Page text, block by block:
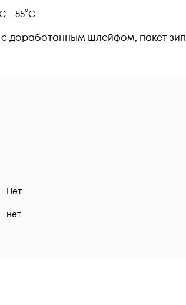
.. 55°C
с доработанным шлейфом, пакет зип
Нет
нет